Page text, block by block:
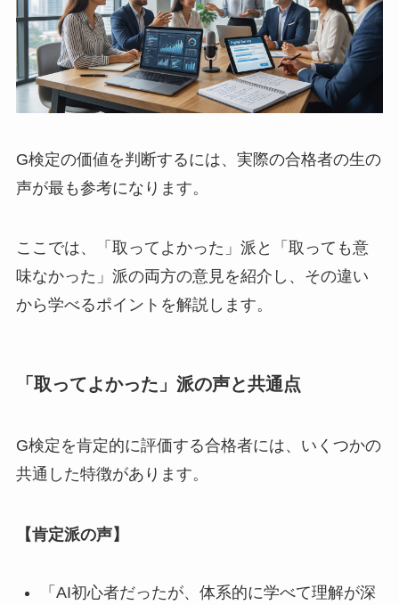
G検定の価値を判断するには、実際の合格者の生の
声が最も参考になります。
ここでは、「取ってよかった」派と「取っても意
味なかった」派の両方の意見を紹介し、その違い
から学べるポイントを解説します。
「取ってよかった」派の声と共通点
G検定を肯定的に評価する合格者には、いくつかの
共通した特徴があります。
【肯定派の声】
「AI初心者だったが、体系的に学べて理解が深